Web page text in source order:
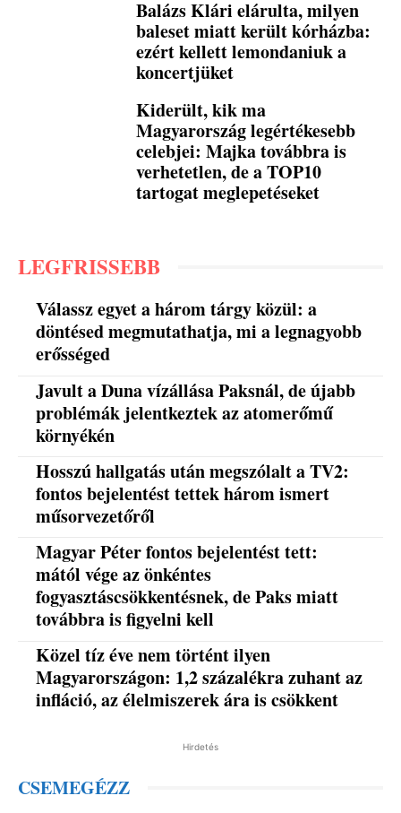
Balázs Klári elárulta, milyen
baleset miatt került kórházba:
ezért kellett lemondaniuk a
koncertjüket
Kiderült, kik ma
Magyarország legértékesebb
celebjei: Majka továbbra is
verhetetlen, de a TOP10
tartogat meglepetéseket
LEGFRISSEBB
Válassz egyet a három tárgy közül: a
döntésed megmutathatja, mi a legnagyobb
erősséged
Javult a Duna vízállása Paksnál, de újabb
problémák jelentkeztek az atomerőmű
környékén
Hosszú hallgatás után megszólalt a TV2:
fontos bejelentést tettek három ismert
műsorvezetőről
Magyar Péter fontos bejelentést tett:
mától vége az önkéntes
fogyasztáscsökkentésnek, de Paks miatt
továbbra is figyelni kell
Közel tíz éve nem történt ilyen
Magyarországon: 1,2 százalékra zuhant az
infláció, az élelmiszerek ára is csökkent
Hirdetés
CSEMEGÉZZ